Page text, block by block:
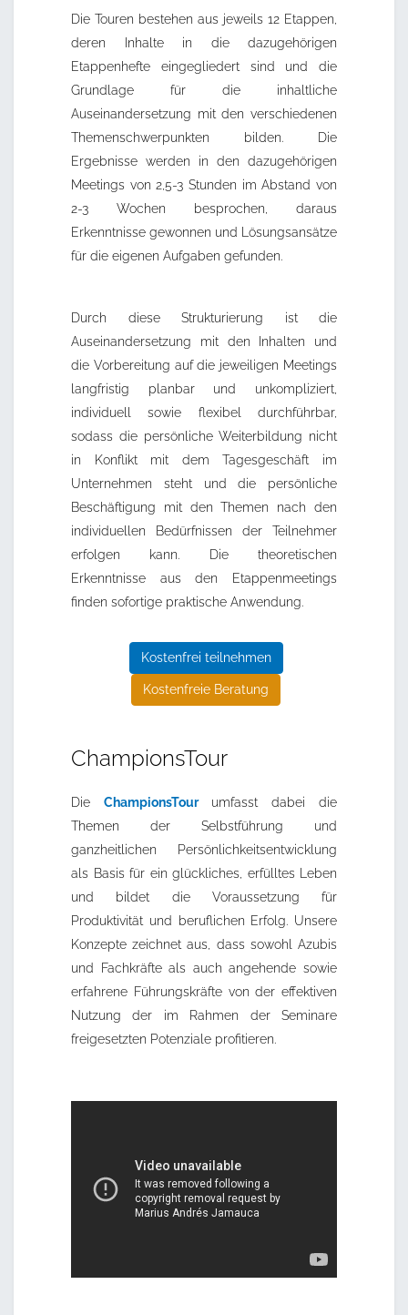
Die Touren bestehen aus jeweils 12 Etappen,
deren Inhalte in die dazugehörigen
Etappenhefte eingegliedert sind und die
Grundlage für die inhaltliche
Auseinandersetzung mit den verschiedenen
Themenschwerpunkten bilden. Die
Ergebnisse werden in den dazugehörigen
Meetings von 2,5-3 Stunden im Abstand von
2-3 Wochen besprochen, daraus
Erkenntnisse gewonnen und Lösungsansätze
für die eigenen Aufgaben gefunden.
Durch diese Strukturierung ist die
Auseinandersetzung mit den Inhalten und
die Vorbereitung auf die jeweiligen Meetings
langfristig planbar und unkompliziert,
individuell sowie flexibel durchführbar,
sodass die persönliche Weiterbildung nicht
in Konflikt mit dem Tagesgeschäft im
Unternehmen steht und die persönliche
Beschäftigung mit den Themen nach den
individuellen Bedürfnissen der Teilnehmer
erfolgen kann. Die theoretischen
Erkenntnisse aus den Etappenmeetings
finden sofortige praktische Anwendung.
Kostenfrei teilnehmen
Kostenfreie Beratung
ChampionsTour
Die ChampionsTour umfasst dabei die
Themen der Selbstführung und
ganzheitlichen Persönlichkeitsentwicklung
als Basis für ein glückliches, erfülltes Leben
und bildet die Voraussetzung für
Produktivität und beruflichen Erfolg. Unsere
Konzepte zeichnet aus, dass sowohl Azubis
und Fachkräfte als auch angehende sowie
erfahrene Führungskräfte von der effektiven
Nutzung der im Rahmen der Seminare
freigesetzten Potenziale profitieren.